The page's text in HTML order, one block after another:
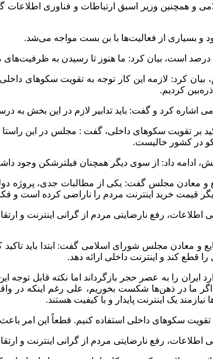
همچنین وزیر اسبق ارتباطات و فناوری اطلاعات
و بسیاری از فعالیت‌ها با بن بست مواجه می‌شد.
بیان کرد: لازمه این کار توجه به تقویت سکوهای
کردیم.
کرد و گفت: باید تدابیر لازم در این بخش به
بر تقویت سکوهای داخلی، گفت : مجلس در این راستا
در کشور خالیست.
بخش، ادامه داد: از سوی دیگر همچنان فیلترشکن
قیمت خرید اینترنت مردم را ناراضی کرده است و
و معادن مجلس شورای اسلامی گفت: ابتدا باید
قطع کند و اینترنت داخلی ارائه دهد.
ایران را به عصر حجر بازگرداند اما نکته قابل توجه
که اگر ما در ذهن‌ها شکست بخوریم، علی رغم اینکه
یک اینترنت پایدار و با کیفیت هستند.
سکوهای داخلی استفاده کنیم. قطعاً این امر